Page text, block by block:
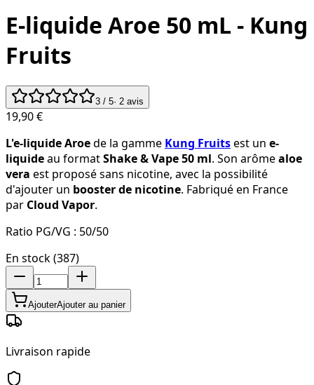
E-liquide Aroe 50 mL - Kung
Fruits
3 / 5· 2 avis
19,90 €
L'e-liquide Aroede la gamme Kung Fruitsest un e-
liquideau formatShake & Vape 50 ml. Son arômealoe
vera est proposé sans nicotine, avec la possibilité
d'ajouter un booster de nicotine. Fabriqué en France
par Cloud Vapor.
Ratio PG/VG : 50/50
En stock (387)
AjouterAjouter au panier
Livraison rapide